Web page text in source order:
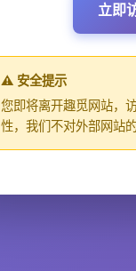
立即
⚠️ 安全提示
您即将离开趣觅网站，
性，我们不对外部网站